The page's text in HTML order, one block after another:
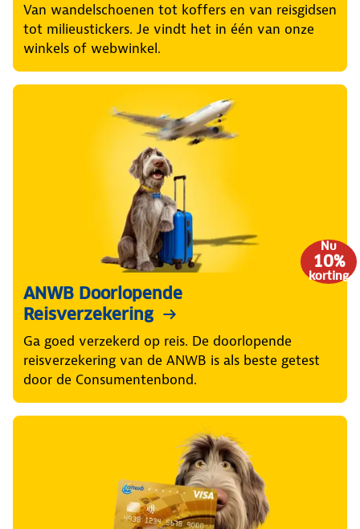
Van wandelschoenen tot koffers en van reisgidsen
tot milieustickers. Je vindt het in één van onze
winkels of webwinkel.
Nu
10%
korting
ANWB Doorlopende
Reisverzekering
Ga goed verzekerd op reis. De doorlopende
reisverzekering van de ANWB is als beste getest
door de Consumentenbond.